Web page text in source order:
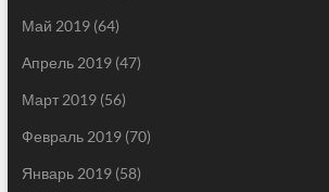
Май 2019(64)
Апрель 2019(47)
Март 2019(56)
Февраль 2019(70)
Январь 2019(58)